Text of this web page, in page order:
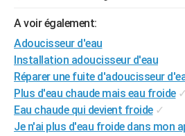
Alimentation
Guide de la santé
Maladies
Médicaments
Sommeil
VOYAGE
Destinations
City break
Voyage nature
Voyage de noces
Forum
Climat
+PHOTO
GUIDES D'ACHAT
BONS PLANS
A voir également:
Adoucisseur d'eau
Installation adoucisseur d'eau
Réparer une fuite d'adoucisseur
Plus d'eau chaude mais eau froide ✓
Eau chaude qui devient froide ✓
Je n'ai plus d'eau froide dans mon